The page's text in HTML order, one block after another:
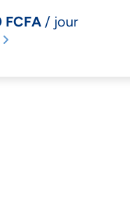
FCFA / jour